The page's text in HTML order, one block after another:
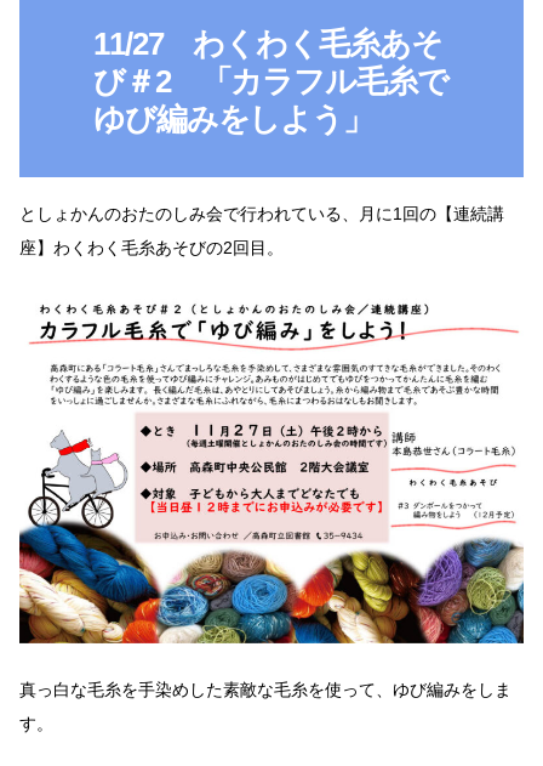
11/27 わくわく毛糸あそ
び＃2 「カラフル毛糸で
ゆび編みをしよう」
としょかんのおたのしみ会で行われている、月に1回の【連続講
座】わくわく毛糸あそびの2回目。
真っ白な毛糸を手染めした素敵な毛糸を使って、ゆび編みをしま
す。